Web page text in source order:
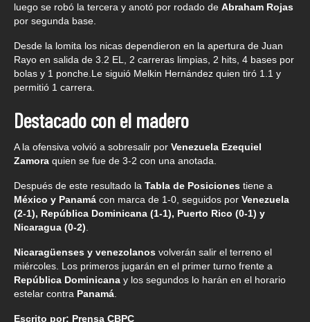
luego se robó la tercera y anotó por rodado de Abraham Rojas
por segunda base.
Desde la lomita los nicas dependieron en la apertura de Juan
Rayo en salida de 3.2 EL, 2 carreras limpias, 2 hits, 4 bases por
bolas y 1 ponche.Le siguió Melkin Hernández quien tiró 1.1 y
permitió 1 carrera.
Destacado con el madero
A la ofensiva volvió a sobresalir por Venezuela Ezequiel
Zamora quien se fue de 3-2 con una anotada.
Después de este resultado la Tabla de Posiciones tiene a
México y Panamá con marca de 1-0, seguidos por Venezuela
(2-1), República Dominicana (1-1), Puerto Rico (0-1) y
Nicaragua (0-2)
Nicaragüenses y venezolanos volverán salir el terreno el
miércoles. Los primeros jugarán en el primer turno frente a
República Dominicana y los segundos lo harán en el horario
estelar contra Panamá
Escrito por: Prensa CBPC